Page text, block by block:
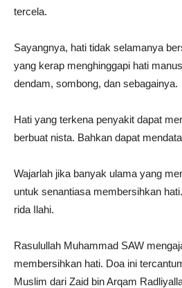
tercela.
Sayangnya, hati tidak selamanya
yang kerap menghinggapi hati
dendam, sombong, dan sebagainya.
Hati yang terkena penyakit dapat
berbuat nista. Bahkan dapat
Wajarlah jika banyak ulama yang
untuk senantiasa membersihkan
rida Ilahi.
Rasulullah Muhammad SAW
membersihkan hati. Doa ini
Muslim dari Zaid bin Arqam